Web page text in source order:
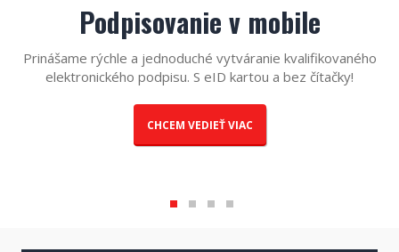
Podpisovanie v mobile
Prinášame rýchle a jednoduché vytváranie kvalifikovaného
elektronického podpisu. S eID kartou a bez čítačky!
CHCEM VEDIEŤ VIAC